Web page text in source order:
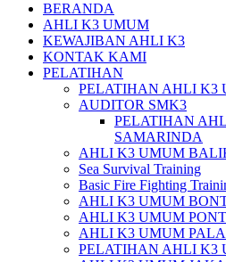
BERANDA
AHLI K3 UMUM
KEWAJIBAN AHLI K3
KONTAK KAMI
PELATIHAN
PELATIHAN AHLI K3
AUDITOR SMK3
PELATIHAN
SAMARINDA
AHLI K3 UMUM
Sea Survival Training
Basic Fire Fighting
AHLI K3 UMUM
AHLI K3 UMUM
AHLI K3 UMUM
PELATIHAN AHLI K3